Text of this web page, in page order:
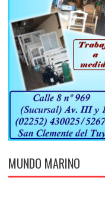
MUNDO MARINO